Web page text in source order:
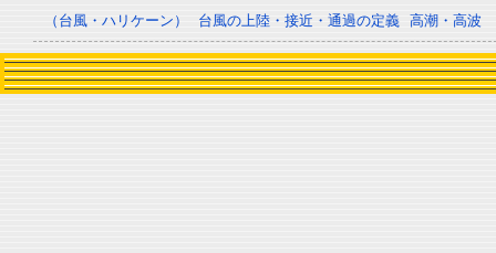
（台風・ハリケーン） 台風の上陸・接近・通過の定義 高潮・高波